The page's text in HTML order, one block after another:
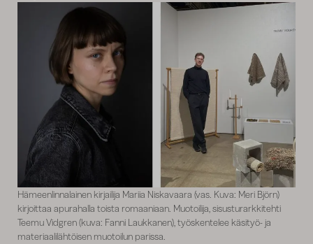
Hämeenlinnalainen kirjailija Mariia Niskavaara (vas. Kuva: Meri Björn)
kirjoittaa apurahalla toista romaaniaan. Muotoilija, sisusturarkkitehti
Teemu Vidgren (kuva: Fanni Laukkanen), työskentelee käsityö- ja
materiaalilähtöisen muotoilun parissa.